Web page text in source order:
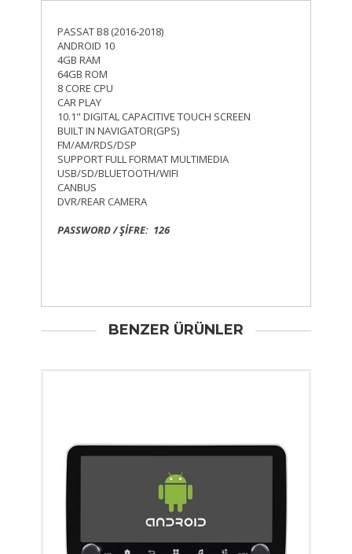
PASSAT B8 (2016-2018)
ANDROID 10
4GB RAM
64GB ROM
8 CORE CPU
CAR PLAY
10.1" DIGITAL CAPACITIVE TOUCH SCREEN
BUILT IN NAVIGATOR(GPS)
FM/AM/RDS/DSP
SUPPORT FULL FORMAT MULTIMEDIA
USB/SD/BLUETOOTH/WIFI
CANBUS
DVR/REAR CAMERA
PASSWORD / ŞİFRE: 126
BENZER ÜRÜNLER